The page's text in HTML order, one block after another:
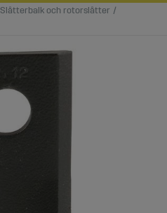
Slåtterbalk och rotorslåtter